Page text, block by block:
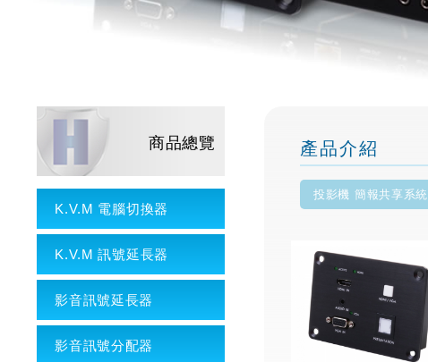
商品總覽
K.V.M 電腦切換器
K.V.M 訊號延長器
影音訊號延長器
影音訊號分配器
產品介紹
投影機 簡報共享系統